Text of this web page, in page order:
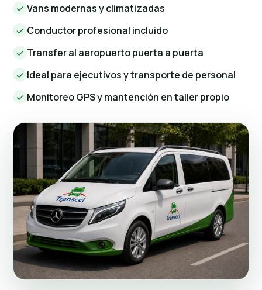
Vans modernas y climatizadas
Conductor profesional incluido
Transfer al aeropuerto puerta a puerta
Ideal para ejecutivos y transporte de personal
Monitoreo GPS y mantención en taller propio